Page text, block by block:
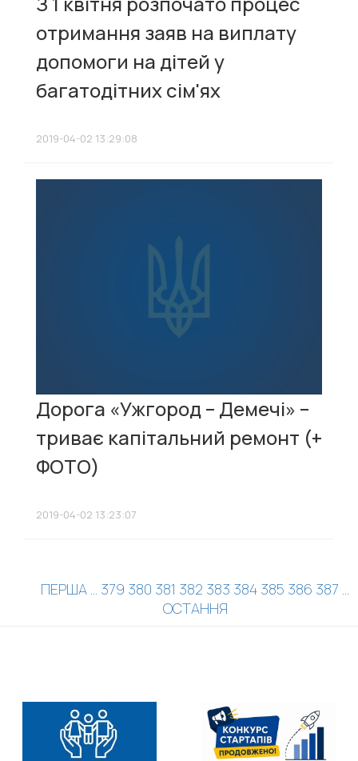
отримання заяв на виплату
допомоги на дітей у
багатодітних сім'ях
2019-04-02 13:29:08
Дорога «Ужгород – Демечі» –
триває капітальний ремонт (+
ФОТО)
2019-04-02 13:23:07
ПЕРША 379 380 381 382 383 384 385 386 387
ОСТАННЯ